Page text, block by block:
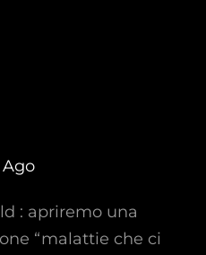
Ago
: apriremo una
“malattie che ci